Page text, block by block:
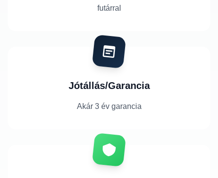
futárral
Jótállás/Garancia
Akár 3 év garancia